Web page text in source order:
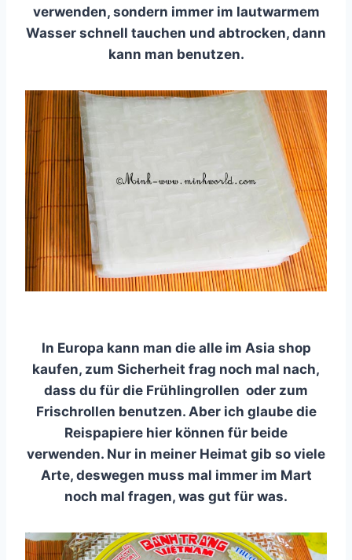
verwenden, sondern immer im lautwarmem
Wasser schnell tauchen und abtrocken, dann
kann man benutzen.
In Europa kann man die alle im Asia shop
kaufen, zum Sicherheit frag noch mal nach,
dass du für die Frühlingrollen oder zum
Frischrollen benutzen. Aber ich glaube die
Reispapiere hier können für beide
verwenden. Nur in meiner Heimat gib so viele
Arte, deswegen muss mal immer im Mart
noch mal fragen, was gut für was.